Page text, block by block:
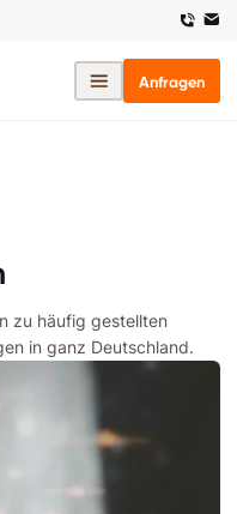
Anfragen
zu häufig gestellten
in ganz Deutschland.